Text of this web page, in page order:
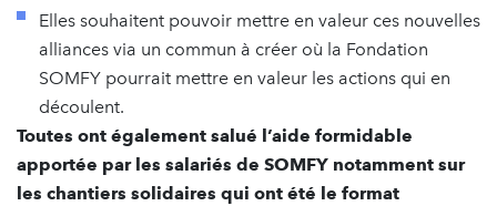
Elles souhaitent pouvoir mettre en valeur ces nouvelles
alliances via un commun à créer où la Fondation
SOMFY pourrait mettre en valeur les actions qui en
découlent.
Toutes ont également salué l’aide formidable
apportée par les salariés de SOMFY notamment sur
les chantiers solidaires qui ont été le format